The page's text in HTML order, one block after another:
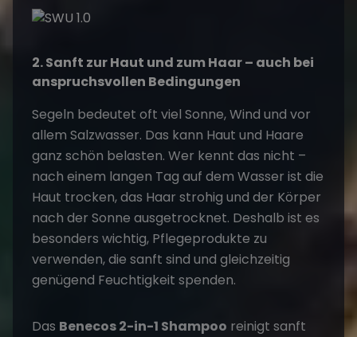
2. Sanft zur Haut und zum Haar – auch bei
anspruchsvollen Bedingungen
Segeln bedeutet oft viel Sonne, Wind und vor
allem Salzwasser. Das kann Haut und Haare
ganz schön belasten. Wer kennt das nicht –
nach einem langen Tag auf dem Wasser ist die
Haut trocken, das Haar strohig und der Körper
nach der Sonne ausgetrocknet. Deshalb ist es
besonders wichtig, Pflegeprodukte zu
verwenden, die sanft sind und gleichzeitig
genügend Feuchtigkeit spenden.
Das Benecos 2-in-1 Shampoo reinigt sanft